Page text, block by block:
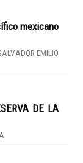
mexicano
EMILIO
DE LA